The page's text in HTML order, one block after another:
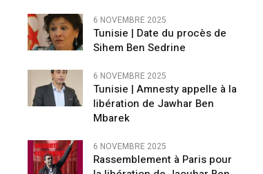
6 NOVEMBRE 2025
Tunisie | Date du procès de
Sihem Ben Sedrine
6 NOVEMBRE 2025
Tunisie | Amnesty appelle à la
libération de Jawhar Ben
Mbarek
6 NOVEMBRE 2025
Rassemblement à Paris pour